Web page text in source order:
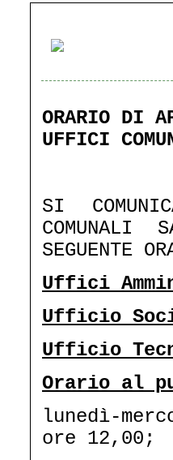
ORARIO DI
UFFICI
SI
COMUNALI
SEGUENTE
Uffici
Ufficio
Ufficio
Orario al
lunedì-
ore 12,00;